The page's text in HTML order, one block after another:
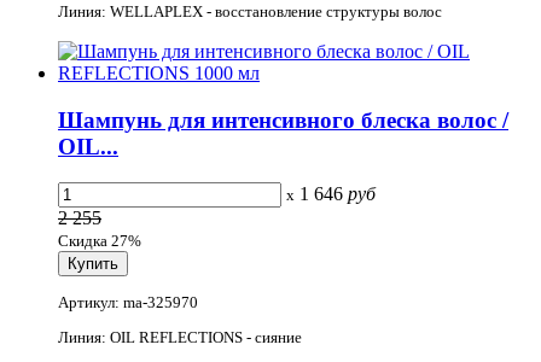
Линия: WELLAPLEX - восстановление структуры волос
Шампунь для интенсивного блеска волос /
OIL...
x 1 646 руб
2 255
Скидка 27%
Артикул: ma-325970
Линия: OIL REFLECTIONS - сияние